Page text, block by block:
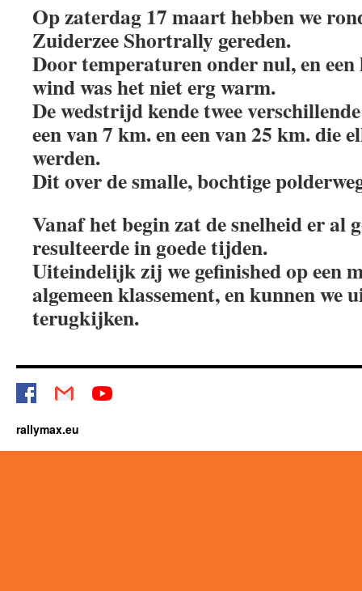
Op zaterdag 17 maart hebben we
Zuiderzee Shortrally gereden.
Door temperaturen onder nul, en
wind was het niet erg warm.
De wedstrijd kende twee
een van 7 km. en een van 25 km. die
werden.
Dit over de smalle, bochtige
Vanaf het begin zat de snelheid er al
resulteerde in goede tijden.
Uiteindelijk zij we gefinished op een
algemeen klassement, en kunnen we
terugkijken.
rallymax.eu